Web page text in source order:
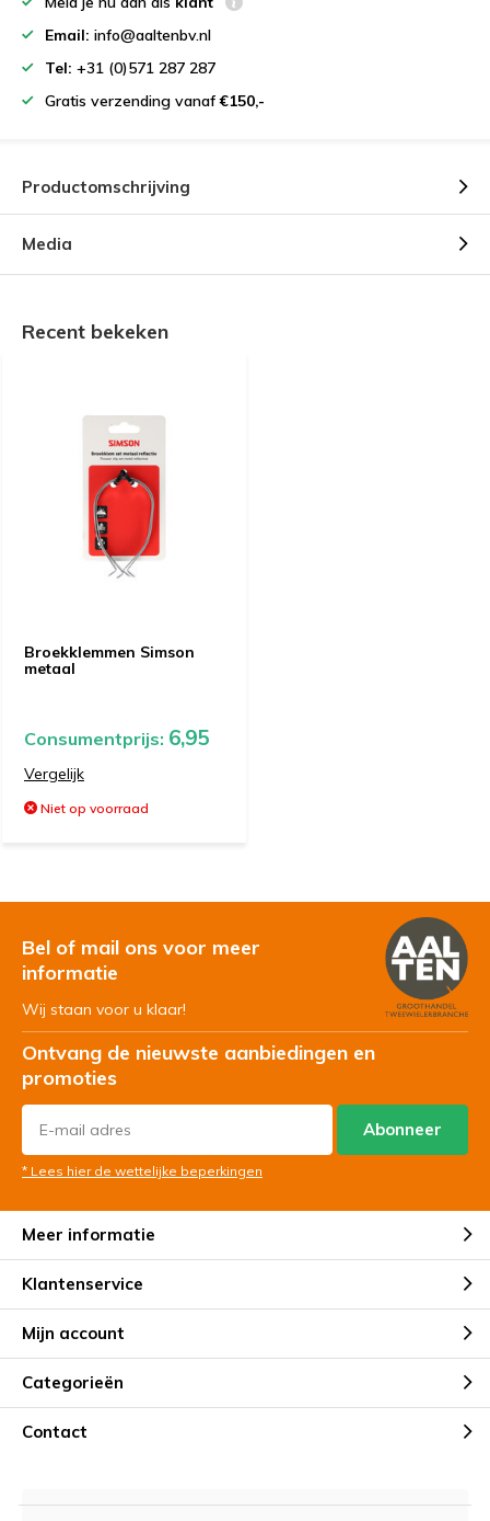
Email: info@aaltenbv.nl
Tel: +31 (0)571 287 287
Gratis verzending vanaf€150,-
Productomschrijving
Media
Recent bekeken
Broekklemmen Simson
metaal
Consumentprijs: 6,95
Vergelijk
Niet op voorraad
Bel of mail ons voor meer
informatie
Wij staan voor u klaar!
Ontvang de nieuwste aanbiedingen en
promoties
Abonneer
* Lees hier de wettelijke beperkingen
Meer informatie
Klantenservice
Mijn account
Categorieën
Contact